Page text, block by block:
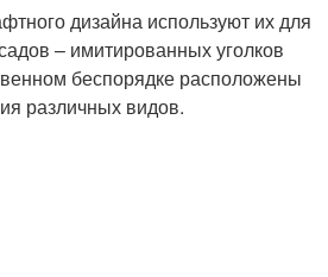
дизайна используют их для
– имитированных уголков
беспорядке расположены
различных видов.